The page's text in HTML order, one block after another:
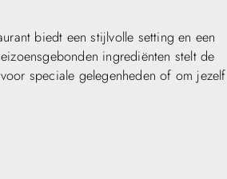
biedt een stijlvolle setting en een
ingrediënten stelt de
speciale gelegenheden of om jezelf